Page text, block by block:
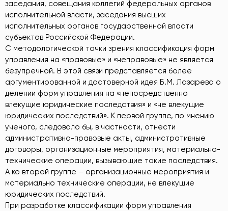
заседания, совещания коллегий федеральных органов
исполнительной власти, заседания высших
исполнительных органов государственной власти
субъектов Российской Федерации.
С методологической точки зрения классификация форм
управления на «правовые» и «неправовые» не является
безупречной. В этой связи представляется более
аргументированной и достоверной идея Б.М. Лазарева о
делении форм управления на «непосредственно
влекущие юридические последствия» и «не влекущие
юридических последствий». К первой группе, по мнению
ученого, следовало бы, в частности, отнести
административно-правовые акты, административные
договоры, организационные мероприятия, материально-
технические операции, вызывающие такие последствия.
А ко второй группе – организационные мероприятия и
материально технические операции, не влекущие
юридических последствий.
При разработке классификации форм управления